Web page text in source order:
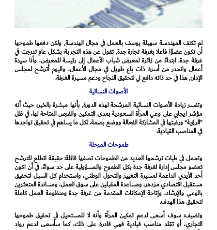
لم تكتف المهندسة سهيلة يوسف بالعمل في مجال الهندسة٬ ولكن دفعها طموحها
أن تكون عضوًا فاعلا بغرفة تجارة جدة٬ تقول عن هذه التجربة: بشكل عام تدرجت في
غرفة جدة، ابتداءً من زائرة لمعرض شباب الأعمال إلى رئيسة للمعرض، وأنا سيدة
أعمال وانحدر من أسرة ذات باع طويل في مجال الأعمال، واليوم أترشح لمجلس
الإدار؛٬ هذا في حد ذاته دافع لي لتحقيق النجاح ودعم مسيرة الغرفة.
الأصوات النسائية
وتفسر زيادة الأصوات النسائية المرشحة لهذه الدورة٬ بأنها مبشرة بالخير؛ حيث أنه
مؤشر ايجابي على وعي المرأة السعودية بمدى التمكين والفرص المتاحة لها، في ظل
“الرؤية” ورغبتها في المشاركة الفعالة ووضع بصمة، لكل ما يساهم في تحقيق تواجدها
في المناصب القيادية.
طموحات المرحلة
وتحمل في طيات ترشحها العديد من الطموحات تصفها قائلة: حقيقة اتطلع للترشح
كعضو مجلس إدارة لغرفة جدة بكل الطموح والمسؤولية على حد سواءً، في أن اكون
أحد الأيدي الداعمة لمسيرة التغيير والتحول الوطني، واستخدام كل السبل لتحقيق
مستقبل اقتصادي مزدهر، ومساعدة المقبلين على سوق العمل، ومساندة المتعثرين
بالوعي والإرشاد، وإتاحة الإمكانات المقدمة من غرفة جدة ومنظومة العمل كاملة
لتحقيق هذا الهدف.
وتضيف: سوف أسعى لدعم تمكين المرأة وأنه لا للمستحيل في تحقيق طموحها
التجاري، أو تقلد مناصب قيادية فهي قادرة على ذلك، كما سأسعى لدعم رواد